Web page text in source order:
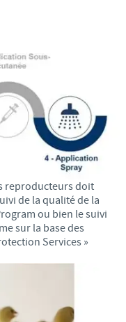
reproducteurs doit
de la qualité de la
ou bien le suivi
sur la base des
Services »